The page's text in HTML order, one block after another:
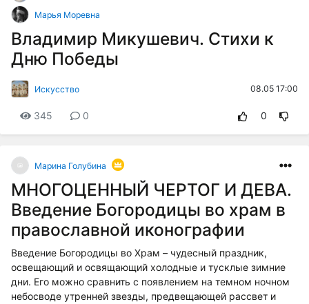
Марья Моревна
Владимир Микушевич. Стихи к
Дню Победы
Искусство 08.05 17:00
345 0 0
Марина Голубина
МНОГОЦЕННЫЙ ЧЕРТОГ И ДЕВА.
Введение Богородицы во храм в
православной иконографии
Введение Богородицы во Храм – чудесный праздник,
освещающий и освящающий холодные и тусклые зимние
дни. Его можно сравнить с появлением на темном ночном
небосводе утренней звезды, предвещающей рассвет и